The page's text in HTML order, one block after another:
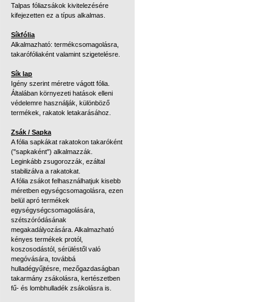
Talpas fóliazsákok kivitelezésére
kifejezetten ez a típus alkalmas.
Síkfólia
Alkalmazható: termékcsomagolásra,
takarófóliaként valamint szigetelésre.
Sík lap
Igény szerint méretre vágott fólia.
Általában környezeti hatások elleni
védelemre használják, különböző
termékek, rakatok letakarásához.
Zsák / Sapka
A fólia sapkákat rakatokon takaróként
("sapkaként") alkalmazzák.
Leginkább zsugorozzák, ezáltal
stabilizálva a rakatokat.
A fólia zsákot felhasználhatjuk kisebb
méretben egységcsomagolásra, ezen
belül apró termékek
egységységcsomagolására,
szétszóródásának
megakadályozására. Alkalmazható
kényes termékek protól,
koszosodástól, sérüléstől való
megóvására, továbbá
hulladégyűjtésre, mezőgazdaságban
takarmány zsákolásra, kertészetben
fű- és lombhulladék zsákolásra is.